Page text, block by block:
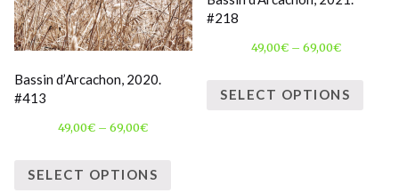
Bassin d’Arcachon, 2020.
#413
49,00€ –69,00€
SELECT OPTIONS
#218
49,00€– 69,00€
SELECT OPTIONS